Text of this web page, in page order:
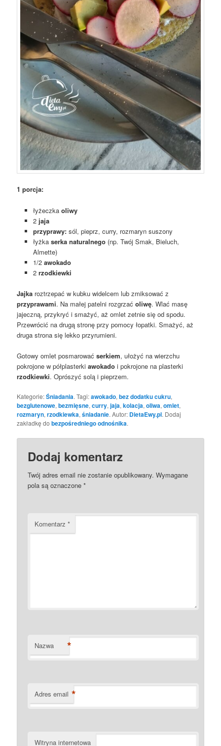
1 porcja:
łyżeczka oliwy
2 jaja
przyprawy:sól, pieprz, curry, rozmaryn suszony
łyżkaserka naturalnego(np. Twój Smak, Bieluch,
Almette)
1/2 awokado
2 rzodkiewki
Jajka roztrzepać w kubku widelcem lub zmiksować z
przyprawami. Na małej patelni rozgrzaćoliwę. Wlać masę
jajeczną, przykryć i smażyć, aż omlet zetnie się od spodu.
Przewrócić na drugą stronę przy pomocy łopatki. Smażyć, aż
druga strona się lekko przyrumieni.
Gotowy omlet posmarować serkiem, ułożyć na wierzchu
pokrojone w półplasterkiawokado i pokrojone na plasterki
rzodkiewki. Oprószyć solą i pieprzem.
Kategorie:Śniadania. Tagi:awokado,bez dodatku cukru,
bezglutenowe,bezmięsne,curry,jaja,kolacja,oliwa,omlet,
rozmaryn,rzodkiewka,śniadanie. Autor: DietaEwy.pl. Dodaj
zakładkę dobezpośredniego odnośnika.
Dodaj komentarz
Twój adres email nie zostanie opublikowany. Wymagane
pola są oznaczone*
Komentarz*
Nazwa *
Adres email *
Witryna internetowa